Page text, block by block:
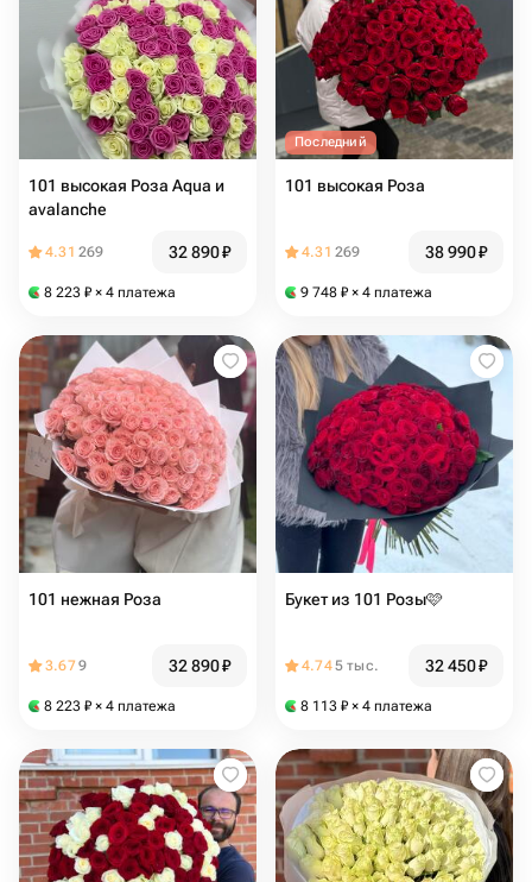
101 высокая Роза Aqua и
avalanche
4.31 269 32 890₽
8 223 ₽ × 4 платежа
Последний
101 высокая Роза
4.31 269 38 990₽
9 748 ₽ × 4 платежа
101 нежная Роза
3.679 32 890₽
8 223 ₽ × 4 платежа
Букет из 101 Розы🩷
4.745 тыс. 32 450₽
8 113 ₽ × 4 платежа